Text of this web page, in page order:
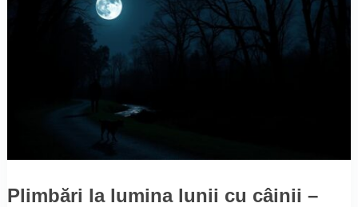
Plimbări la lumina lunii cu câinii –